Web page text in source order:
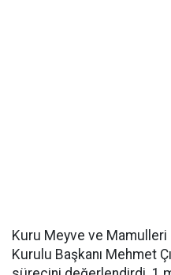
Kuru Meyve ve Mamulleri
Kurulu Başkanı Mehmet